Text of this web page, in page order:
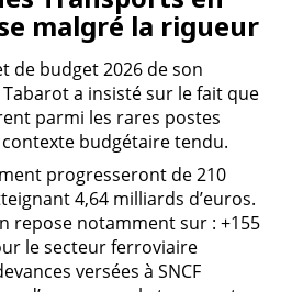
malgré la rigueur
de budget 2026 de son
a insisté sur le fait que
parmi les rares postes
budgétaire tendu.
progresseront de 210
4,64 milliards d’euros.
repose notamment sur : +155
le secteur ferroviaire
versées à SNCF